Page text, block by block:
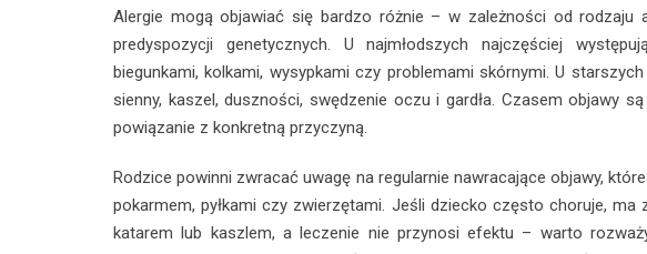
Alergie mogą objawiać się bardzo różnie – w zależności od rodzaju
predyspozycji genetycznych. U najmłodszych najczęściej
biegunkami, kolkami, wysypkami czy problemami skórnymi. U
sienny, kaszel, duszności, swędzenie oczu i gardła. Czasem objawy
powiązanie z konkretną przyczyną.
Rodzice powinni zwracać uwagę na regularnie nawracające objawy,
pokarmem, pyłkami czy zwierzętami. Jeśli dziecko często choruje, ma
katarem lub kaszlem, a leczenie nie przynosi efektu – warto